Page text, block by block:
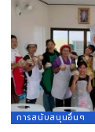
การสนับสนุนอื่นๆ